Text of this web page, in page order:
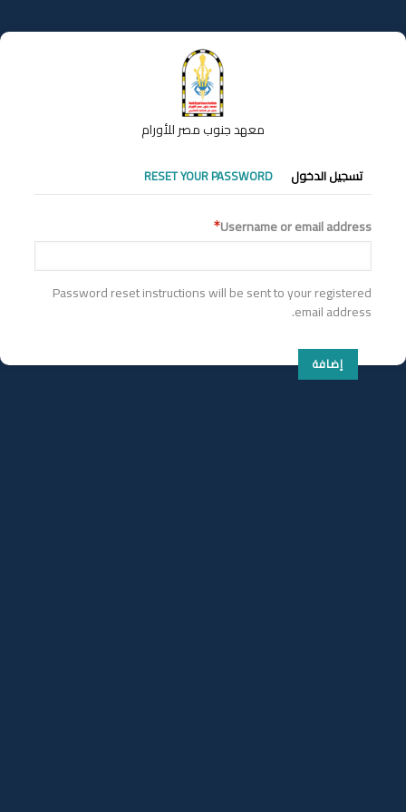
إلى
المحتوى
معهد جنوب مصر للأورام
التبويبات
الأساسية
تسجيل الدخول RESET YOUR PASSWORD
Username or email address
Password reset instructions will be sent to your registered
email address.